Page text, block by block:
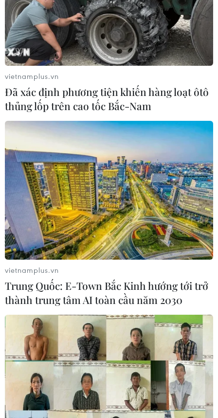
vietnamplus.vn
Đã xác định phương tiện khiến hàng loạt ôtô
thủng lốp trên cao tốc Bắc-Nam
vietnamplus.vn
Trung Quốc: E-Town Bắc Kinh hướng tới trở
thành trung tâm AI toàn cầu năm 2030